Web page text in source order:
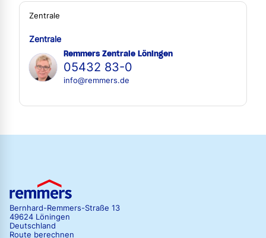
Zentrale
Zentrale
Remmers Zentrale Löningen
05432 83-0
info@remmers.de
Bernhard-Remmers-Straße 13
49624 Löningen
Deutschland
Route berechnen